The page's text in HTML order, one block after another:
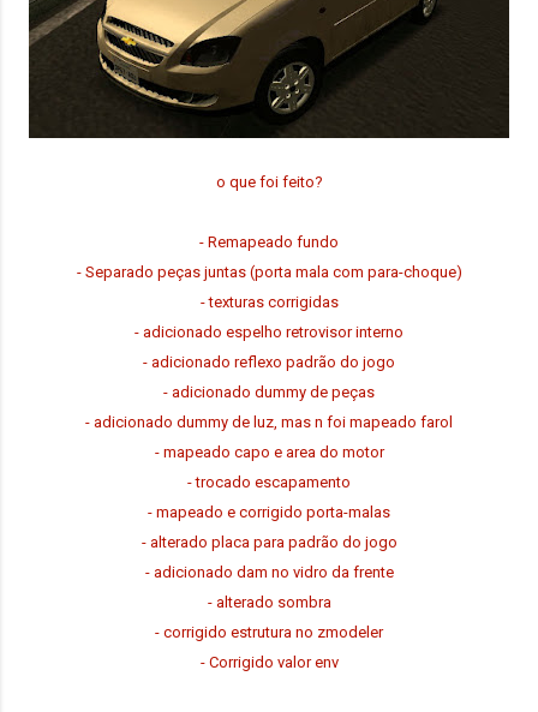
o que foi feito?
- Remapeado fundo
- Separado peças juntas (porta mala com para-choque)
- texturas corrigidas
- adicionado espelho retrovisor interno
- adicionado reflexo padrão do jogo
- adicionado dummy de peças
- adicionado dummy de luz, mas n foi mapeado farol
- mapeado capo e area do motor
- trocado escapamento
- mapeado e corrigido porta-malas
- alterado placa para padrão do jogo
- adicionado dam no vidro da frente
- alterado sombra
- corrigido estrutura no zmodeler
- Corrigido valor env